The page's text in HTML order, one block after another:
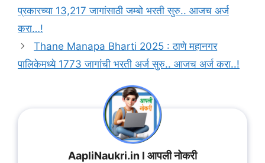
प्रकारच्या 13,217 जागांसाठी जम्बो भरती सुरु.. आजच अर्ज
करा…!
Thane Manapa Bharti 2025 : ठाणे महानगर
पालिकेमध्ये 1773 जागांची भरती अर्ज सुरु.. आजच अर्ज करा..!
AapliNaukri.in l आपली नोकरी